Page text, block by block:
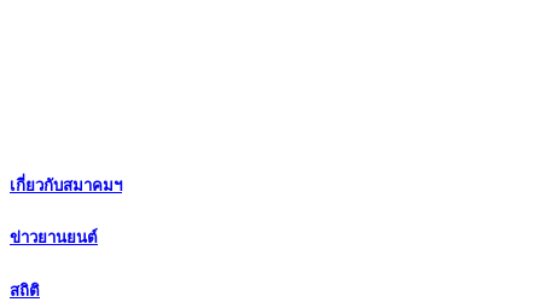
เกี่ยวกับสมาคมฯ
ข่าวยานยนต์
สถิติ